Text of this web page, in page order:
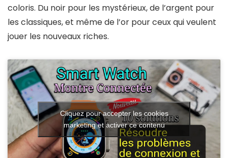
coloris. Du noir pour les mystérieux, de l’argent pour
les classiques, et même de l’or pour ceux qui veulent
jouer les nouveaux riches.
Cliquez pour accepter les cookies
marketing et activer ce contenu